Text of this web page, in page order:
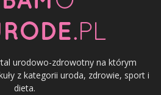
urodowo-zdrowotny na którym
z kategorii uroda, zdrowie, sport i
dieta.